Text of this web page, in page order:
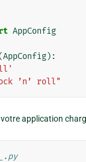
AppConfig
AppConfig):
’n’ roll"
application